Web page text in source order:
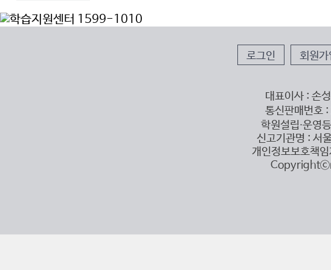
로그인 회원가
대표이사 : 손
통신판매번
학원설립∙운영
신고기관명 : 서
개인정보보호책